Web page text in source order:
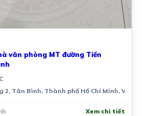
văn phòng MT đường Tiền
2, Tân Bình, Thành phố Hồ Chí Minh, Việt Nam
Xem chi tiết